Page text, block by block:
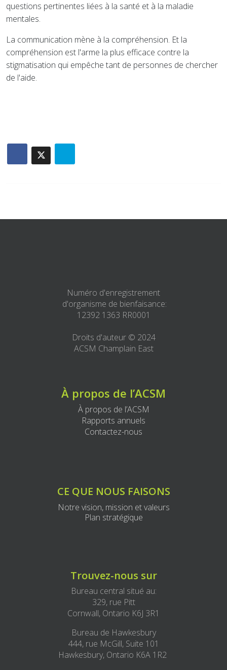
questions pertinentes liées à la santé et à la maladie
mentales.
La communication mène à la compréhension. Et la
compréhension est l'arme la plus efficace contre la
stigmatisation qui empêche tant de personnes de chercher
de l'aide.
Numéro d'enregistrement
d'organisme de bienfaisance:
12392 1363 RR0001
Droits d'auteur © 2024
ACSM Champlain East
À propos de l’ACSM
À propos de l’ACSM
Rapports annuels
Contactez-nous
CE QUE NOUS FAISONS
Notre vision, mission et valeurs
Plan stratégique
Trouvez-nous sur
Bureau central situé au:
329, rue Pitt
Cornwall, Ontario K6J 3R1
Bureau de Hawkesbury
444, rue McGill, Suite 101
Hawkesbury, Ontario K6A 1R2